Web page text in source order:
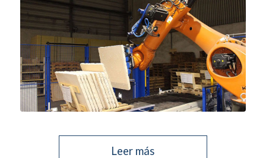
Leer más